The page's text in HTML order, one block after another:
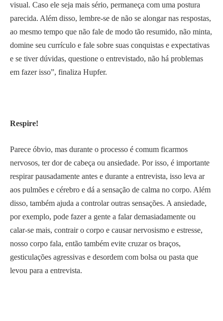
visual. Caso ele seja mais sério, permaneça com uma postura
parecida. Além disso, lembre-se de não se alongar nas respostas,
ao mesmo tempo que não fale de modo tão resumido, não minta,
domine seu currículo e fale sobre suas conquistas e expectativas
e se tiver dúvidas, questione o entrevistado, não há problemas
em fazer isso”, finaliza Hupfer.
Respire!
Parece óbvio, mas durante o processo é comum ficarmos
nervosos, ter dor de cabeça ou ansiedade. Por isso, é importante
respirar pausadamente antes e durante a entrevista, isso leva ar
aos pulmões e cérebro e dá a sensação de calma no corpo. Além
disso, também ajuda a controlar outras sensações. A ansiedade,
por exemplo, pode fazer a gente a falar demasiadamente ou
calar-se mais, contrair o corpo e causar nervosismo e estresse,
nosso corpo fala, então também evite cruzar os braços,
gesticulações agressivas e desordem com bolsa ou pasta que
levou para a entrevista.